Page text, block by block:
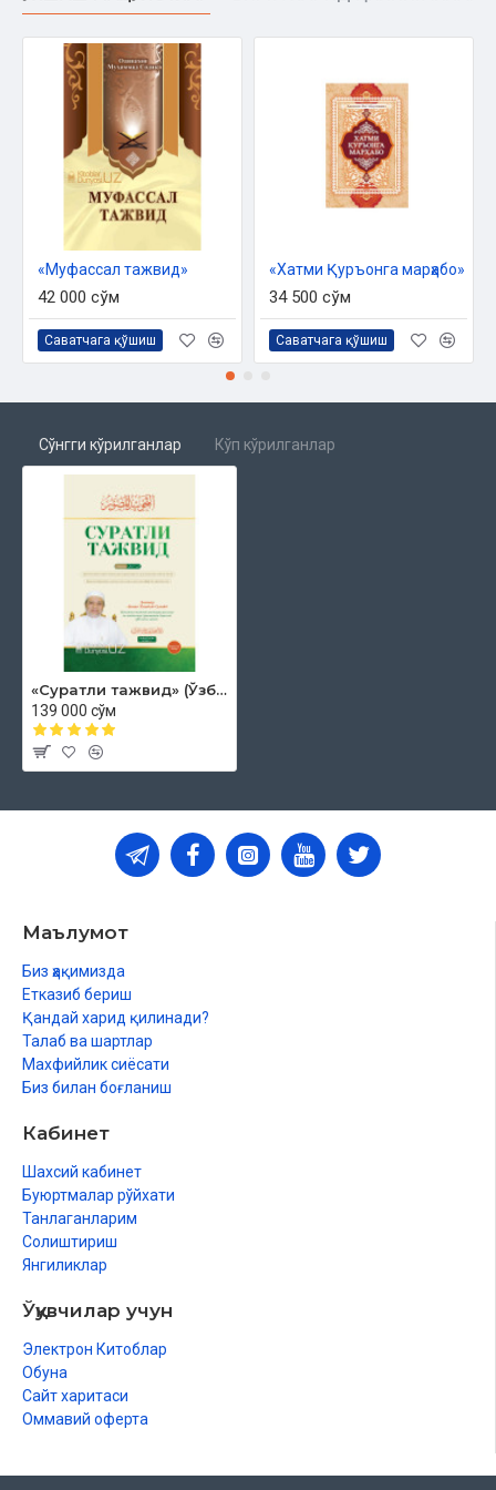
маслаҳатчисидир.
Доктор Айман Рушдийнинг ушбу асари Қуръон ўқишни
ўрганувчилар учун ўзбек китобхонларигаасл нусхаси билан
биргава муаллифнинг расмий рухсати асосида илк бор
тақдим қилинмоқда.
Китобда тажвид қоидалари ҳақида батафсил маълумотлар
берилган бўлиб, ҳарфларнинг
махражлари юқори сифатли
суратлар билан кўрсатилган.
«Муфассал тажвид»
42 000 сўм
Саватчага қўшиш
«Хатми Қуръонга марҳабо»
34 500 сўм
Саватчага қўшиш
Сўнгги кўрилганлар Кўп кўрилганлар
«Суратли тажвид» (Ўзбекча-арабча)
139 000 сўм
Маълумот
Биз ҳақимизда
Етказиб бериш
Қандай харид қилинади?
Талаб ва шартлар
Махфийлик сиёсати
Биз билан боғланиш
Кабинет
Шахсий кабинет
Буюртмалар рўйхати
Танлаганларим
Солиштириш
Янгиликлар
Ўқувчилар учун
Электрон Китоблар
Обуна
Сайт харитаси
Оммавий оферта